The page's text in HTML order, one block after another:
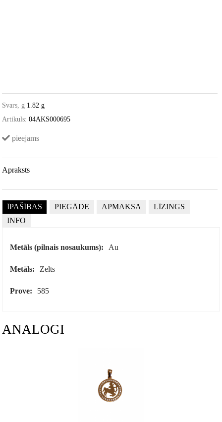
Svars, g 1.82 g
Artikuls: 04AKS000695
pieejams
Apraksts
ĪPAŠĪBAS PIEGĀDE APMAKSA
LĪZINGS
INFO
Metāls (pilnais nosaukums): Au
Metāls: Zelts
Prove: 585
ANALOGI